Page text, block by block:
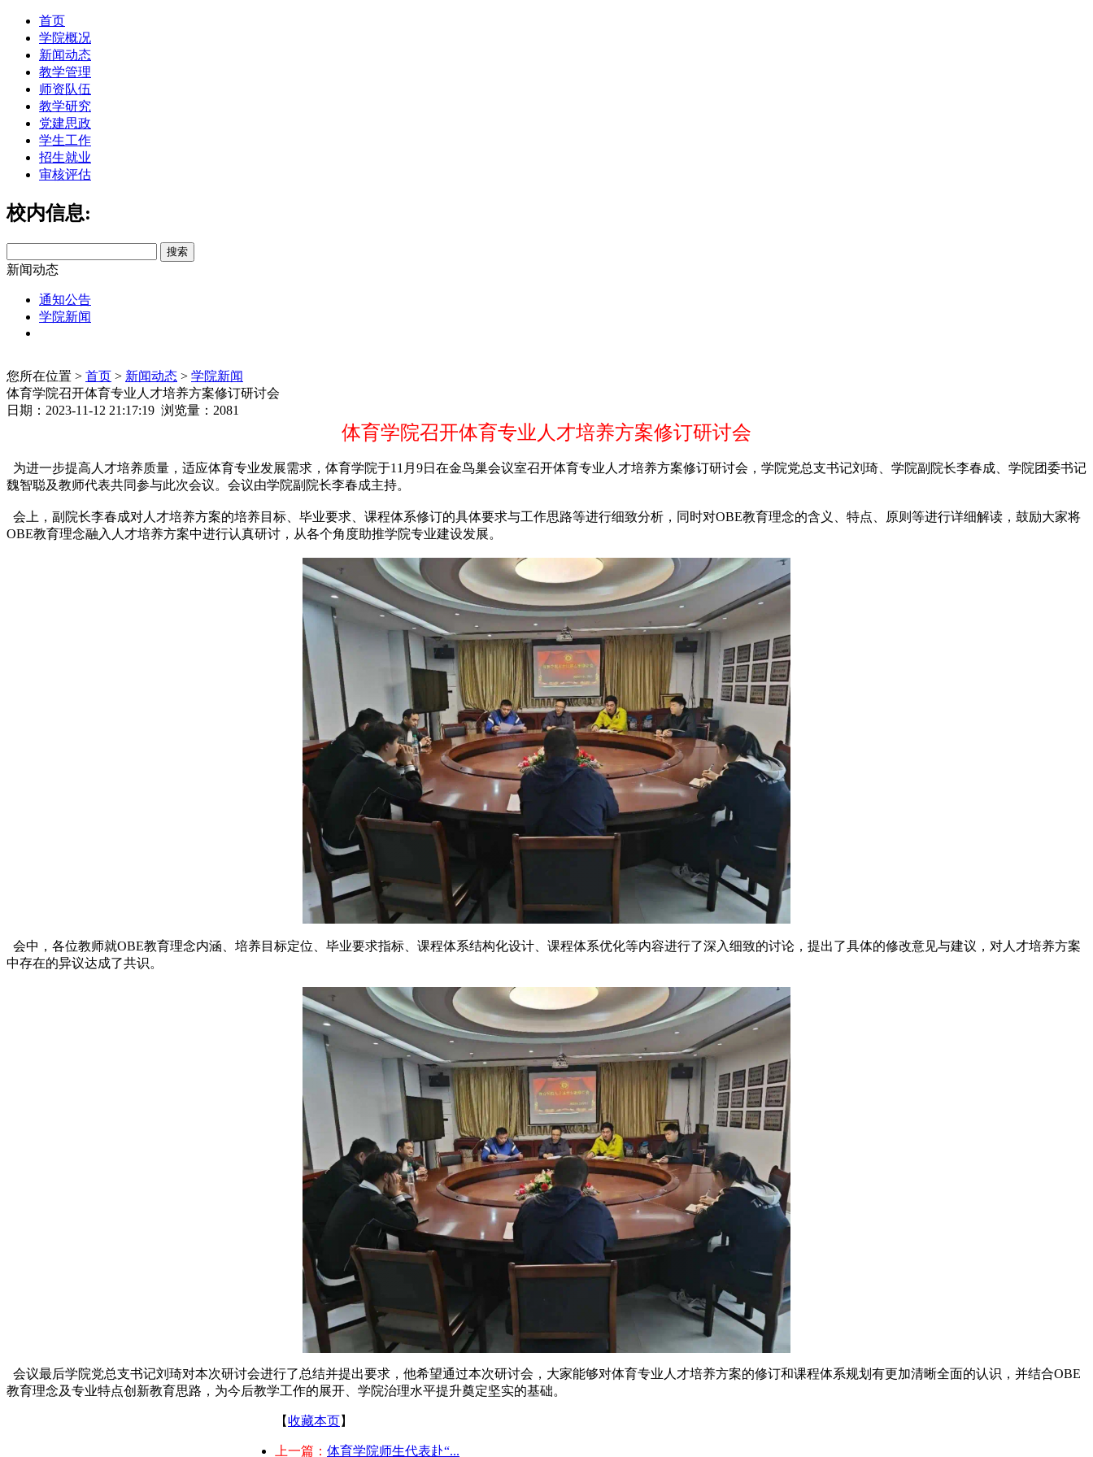
首页
学院概况
新闻动态
教学管理
师资队伍
教学研究
党建思政
学生工作
招生就业
审核评估
校内信息:
新闻动态
通知公告
学院新闻
您所在位置 > 首页 > 新闻动态 > 学院新闻
体育学院召开体育专业人才培养方案修订研讨会
日期：2023-11-12 21:17:19 浏览量： 2081
体育学院召开体育专业人才培养方案修订研讨会
为进一步提高人才培养质量，适应体育专业发展需求，体育学院于11月9日在金鸟巢会议室召开体育专业人才培养方案修订研讨会，学院党总支书记刘琦、学院副院长李春成、学院团委书记
魏智聪及教师代表共同参与此次会议。会议由学院副院长李春成主持。
会上，副院长李春成对人才培养方案的培养目标、毕业要求、课程体系修订的具体要求与工作思路等进行细致分析，同时对OBE教育理念的含义、特点、原则等进行详细解读，鼓励大家将
OBE教育理念融入人才培养方案中进行认真研讨，从各个角度助推学院专业建设发展。
会中，各位教师就OBE教育理念内涵、培养目标定位、毕业要求指标、课程体系结构化设计、课程体系优化等内容进行了深入细致的讨论，提出了具体的修改意见与建议，对人才培养方案
中存在的异议达成了共识。
会议最后学院党总支书记刘琦对本次研讨会进行了总结并提出要求，他希望通过本次研讨会，大家能够对体育专业人才培养方案的修订和课程体系规划有更加清晰全面的认识，并结合OBE
教育理念及专业特点创新教育思路，为今后教学工作的展开、学院治理水平提升奠定坚实的基础。
【收藏本页】
上一篇： 体育学院师生代表赴“...